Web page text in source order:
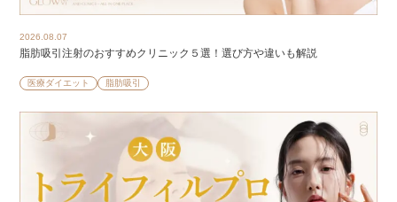
2026.08.07
脂肪吸引注射のおすすめクリニック５選！選び方や違いも解説
医療ダイエット 脂肪吸引